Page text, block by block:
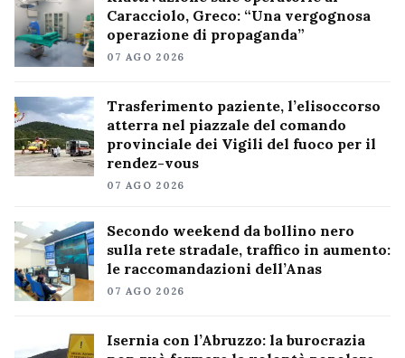
Caracciolo, Greco: “Una vergognosa
operazione di propaganda”
07 AGO 2026
Trasferimento paziente, l’elisoccorso
atterra nel piazzale del comando
provinciale dei Vigili del fuoco per il
rendez-vous
07 AGO 2026
Secondo weekend da bollino nero
sulla rete stradale, traffico in aumento:
le raccomandazioni dell’Anas
07 AGO 2026
Isernia con l’Abruzzo: la burocrazia